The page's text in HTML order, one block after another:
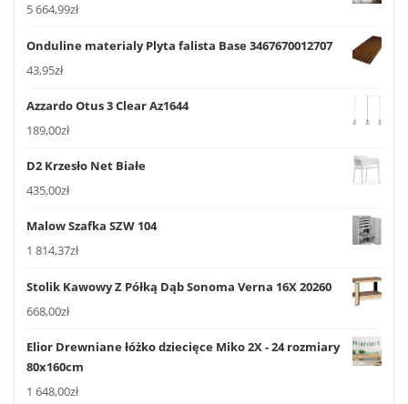
5 664,99zł
Onduline materialy Plyta falista Base 3467670012707
43,95zł
Azzardo Otus 3 Clear Az1644
189,00zł
D2 Krzesło Net Białe
435,00zł
Malow Szafka SZW 104
1 814,37zł
Stolik Kawowy Z Półką Dąb Sonoma Verna 16X 20260
668,00zł
Elior Drewniane łóżko dziecięce Miko 2X - 24 rozmiary
80x160cm
1 648,00zł